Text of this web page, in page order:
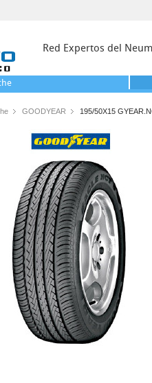
Red Expertos del
GOODYEAR 195/50X15